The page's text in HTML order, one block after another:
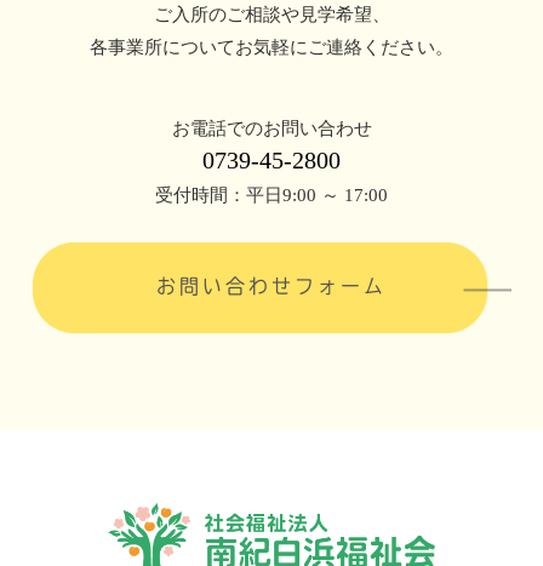
ご入所のご相談や見学希望、
各事業所についてお気軽にご連絡ください。
お電話でのお問い合わせ
0739-45-2800
受付時間：平日9:00 ～ 17:00
お問い合わせフォーム